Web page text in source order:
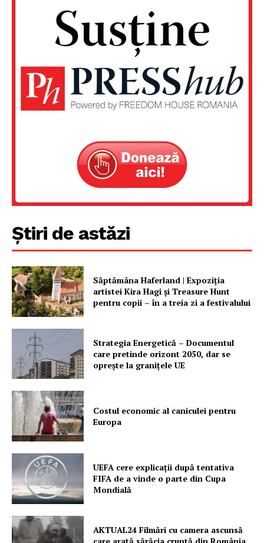
Știri de astăzi
Săptămâna Haferland | Expoziţia
artistei Kira Hagi şi Treasure Hunt
pentru copii – în a treia zi a festivalului
Strategia Energetică – Documentul
care pretinde orizont 2050, dar se
oprește la granițele UE
Costul economic al caniculei pentru
Europa
UEFA cere explicații după tentativa
FIFA de a vinde o parte din Cupa
Mondială
AKTUAL24 Filmări cu camera ascunsă